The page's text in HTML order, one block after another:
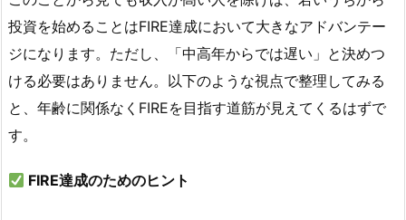
投資を始めることはFIRE達成において大きなアドバンテー
ジになります。ただし、「中高年からでは遅い」と決めつ
ける必要はありません。以下のような視点で整理してみる
と、年齢に関係なくFIREを目指す道筋が見えてくるはずで
す。
FIRE達成のためのヒント